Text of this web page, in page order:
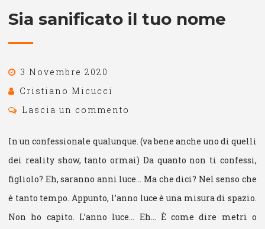
Sia sanificato il tuo nome
3 Novembre 2020
Cristiano Micucci
Lascia un commento
In un confessionale qualunque. (va bene anche uno di quelli
dei reality show, tanto ormai) Da quanto non ti confessi,
figliolo? Eh, saranno anni luce… Ma che dici? Nel senso che
è tanto tempo. Appunto, l’anno luce è una misura di spazio.
Non ho capito. L’anno luce… Eh… È come dire metri o